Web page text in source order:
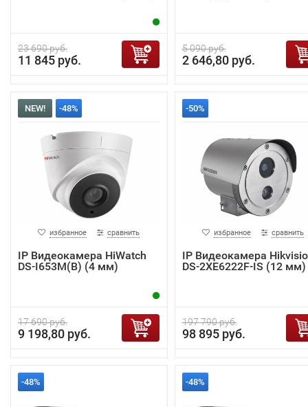
23 690 руб.
11 845 руб.
5 090 руб.
2 646,80 руб.
NEW! -48%
избранное сравнить
IP Видеокамера HiWatch
DS-I653M(B) (4 мм)
17 690 руб.
9 198,80 руб.
-50%
избранное сравнить
IP Видеокамера
DS-2XE6222F-IS (12 мм)
197 790 руб.
98 895 руб.
-48% -48%